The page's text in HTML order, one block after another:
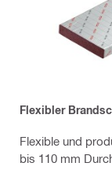
Flexibler
Flexible und
bis 110 mm